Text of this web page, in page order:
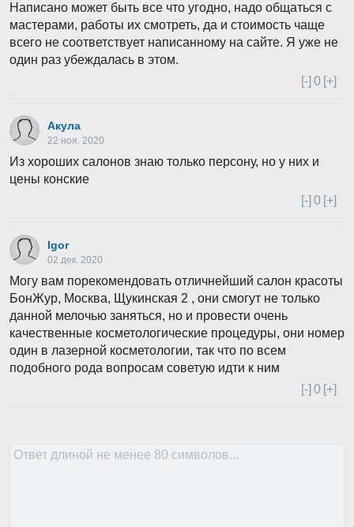
Написано может быть все что угодно, надо общаться с
мастерами, работы их смотреть, да и стоимость чаще
всего не соответствует написанному на сайте. Я уже не
один раз убеждалась в этом.
[-] 0 [+]
Акула
22 ноя. 2020
Из хороших салонов знаю только персону, но у них и
цены конские
[-] 0 [+]
Igor
02 дек. 2020
Могу вам порекомендовать отличнейший салон красоты
БонЖур, Москва, Щукинская 2 , они смогут не только
данной мелочью заняться, но и провести очень
качественные косметологические процедуры, они номер
один в лазерной косметологии, так что по всем
подобного рода вопросам советую идти к ним
[-] 0 [+]